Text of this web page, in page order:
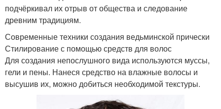
подчёркивал их отрыв от общества и следование
древним традициям.
Современные техники создания ведьминской прически
Стилирование с помощью средств для волос
Для создания непослушного вида используются муссы,
гели и пены. Нанеся средство на влажные волосы и
высушив их, можно добиться необходимой текстуры.